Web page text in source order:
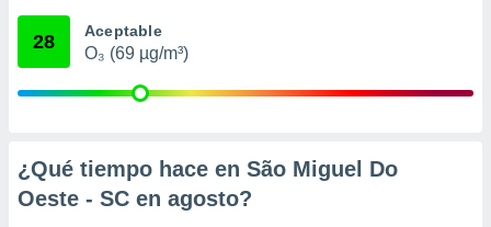
e
publicidad
28 Aceptable
O₃ (69 µg/m³)
¿Qué tiempo hace en São Miguel Do
Oeste - SC en agosto?